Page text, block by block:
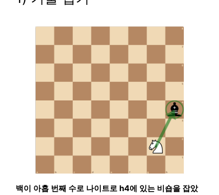
백이 아홉 번째 수로 나이트로 h4에 있는 비숍을 잡았